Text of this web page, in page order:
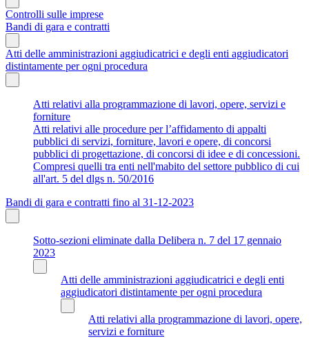
Controlli sulle imprese
Bandi di gara e contratti
Atti delle amministrazioni aggiudicatrici e degli enti aggiudicatori
distintamente per ogni procedura
Atti relativi alla programmazione di lavori, opere, servizi e
forniture
Atti relativi alle procedure per l’affidamento di appalti
pubblici di servizi, forniture, lavori e opere, di concorsi
pubblici di progettazione, di concorsi di idee e di concessioni.
Compresi quelli tra enti nell'mabito del settore pubblico di cui
all'art. 5 del dlgs n. 50/2016
Bandi di gara e contratti fino al 31-12-2023
Sotto-sezioni eliminate dalla Delibera n. 7 del 17 gennaio
2023
Atti delle amministrazioni aggiudicatrici e degli enti
aggiudicatori distintamente per ogni procedura
Atti relativi alla programmazione di lavori, opere,
servizi e forniture